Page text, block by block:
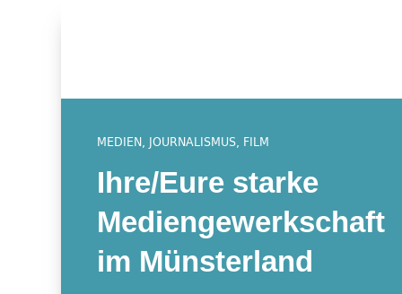
MEDIEN, JOURNALISMUS, FILM
Ihre/Eure starke
Mediengewerkschaft
im Münsterland